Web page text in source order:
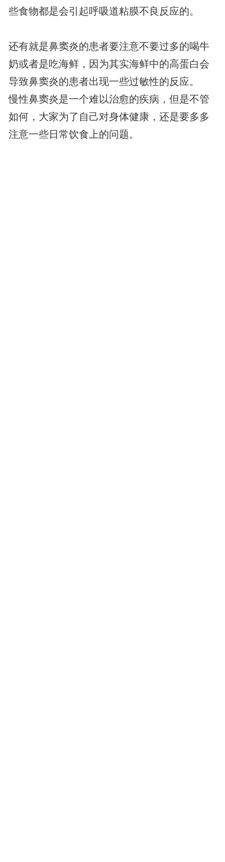
些食物都是会引起呼吸道粘膜不良反应的。
还有就是鼻窦炎的患者要注意不要过多的喝牛
奶或者是吃海鲜，因为其实海鲜中的高蛋白会
导致鼻窦炎的患者出现一些过敏性的反应。
慢性鼻窦炎是一个难以治愈的疾病，但是不管如何，大家为了自己对身体健康，还是要多多注意一些日常饮食上的问题。